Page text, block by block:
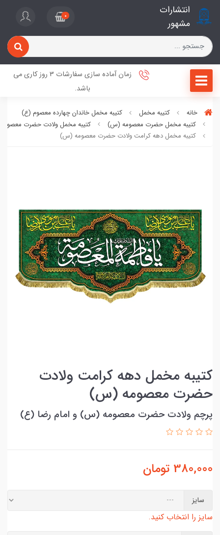
انتشارات
مشهور
0
زمان آماده سازی سفارشات 3 روز کاری می
باشد.
خانه کتیبه مخمل
کتیبه مخمل خاندان چهارده معصوم (ع)
کتیبه مخمل حضرت معصومه (س)
کتیبه مخمل ولادت حضرت
کتیبه مخمل دهه کرامت ولادت حضرت معصومه (س)
کتیبه مخمل دهه کرامت ولادت
حضرت معصومه (س)
پرچم ولادت حضرت معصومه (س) و امام رضا (ع)
380,000 تومان
سایز
سایز را انتخاب کنید.